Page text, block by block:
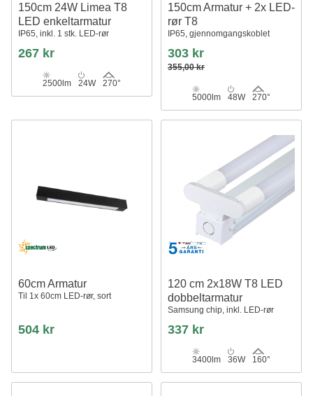
150cm 24W Limea T8
LED enkeltarmatur
IP65, inkl. 1 stk. LED-rør
267 kr
2500lm 24W 270°
150cm Armatur + 2x LED-
rør T8
IP65, gjennomgangskoblet
303 kr
355,00 kr
5000lm 48W 270°
60cm Armatur
Til 1x 60cm LED-rør, sort
504 kr
120 cm 2x18W T8 LED
dobbeltarmatur
Samsung chip, inkl. LED-rør
337 kr
3400lm 36W 160°